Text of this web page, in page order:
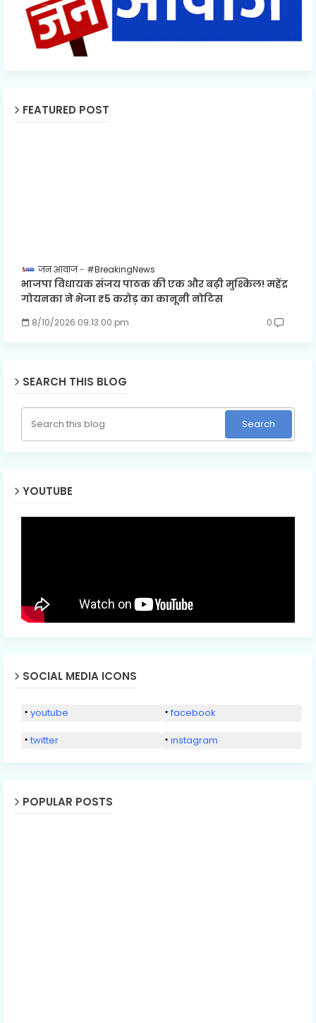
FEATURED POST
जन आवाज #BreakingNews
भाजपा विधायक संजय पाठक की एक और बढ़ी मुश्किल! महेंद्र
गोयनका ने भेजा ₹5 करोड़ का कानूनी नोटिस
8/10/2026 09:13:00 pm 0
SEARCH THIS BLOG
YOUTUBE
SOCIAL MEDIA ICONS
youtube facebook
twitter instagram
POPULAR POSTS